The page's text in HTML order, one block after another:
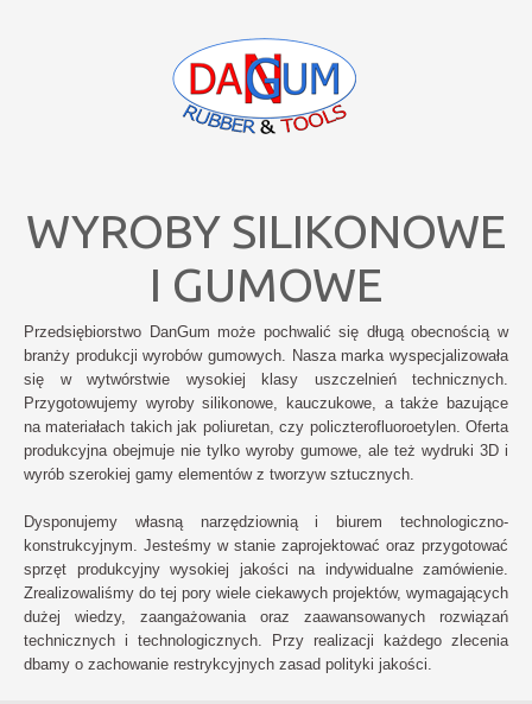
WYROBY SILIKONOWE
I GUMOWE
Przedsiębiorstwo DanGum może pochwalić się długą obecnością w
branży produkcji wyrobów gumowych. Nasza marka wyspecjalizowała
się w wytwórstwie wysokiej klasy uszczelnień technicznych.
Przygotowujemy wyroby silikonowe, kauczukowe, a także bazujące
na materiałach takich jak poliuretan, czy policzterofluoroetylen. Oferta
produkcyjna obejmuje nie tylko wyroby gumowe, ale też wydruki 3D i
wyrób szerokiej gamy elementów z tworzyw sztucznych.
Dysponujemy własną narzędziownią i biurem technologiczno-
konstrukcyjnym. Jesteśmy w stanie zaprojektować oraz przygotować
sprzęt produkcyjny wysokiej jakości na indywidualne zamówienie.
Zrealizowaliśmy do tej pory wiele ciekawych projektów, wymagających
dużej wiedzy, zaangażowania oraz zaawansowanych rozwiązań
technicznych i technologicznych. Przy realizacji każdego zlecenia
dbamy o zachowanie restrykcyjnych zasad polityki jakości.